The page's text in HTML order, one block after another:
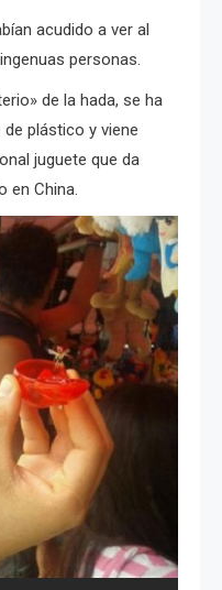
acudido a ver al
personas.
de la hada, se ha
plástico y viene
juguete que da
en China.